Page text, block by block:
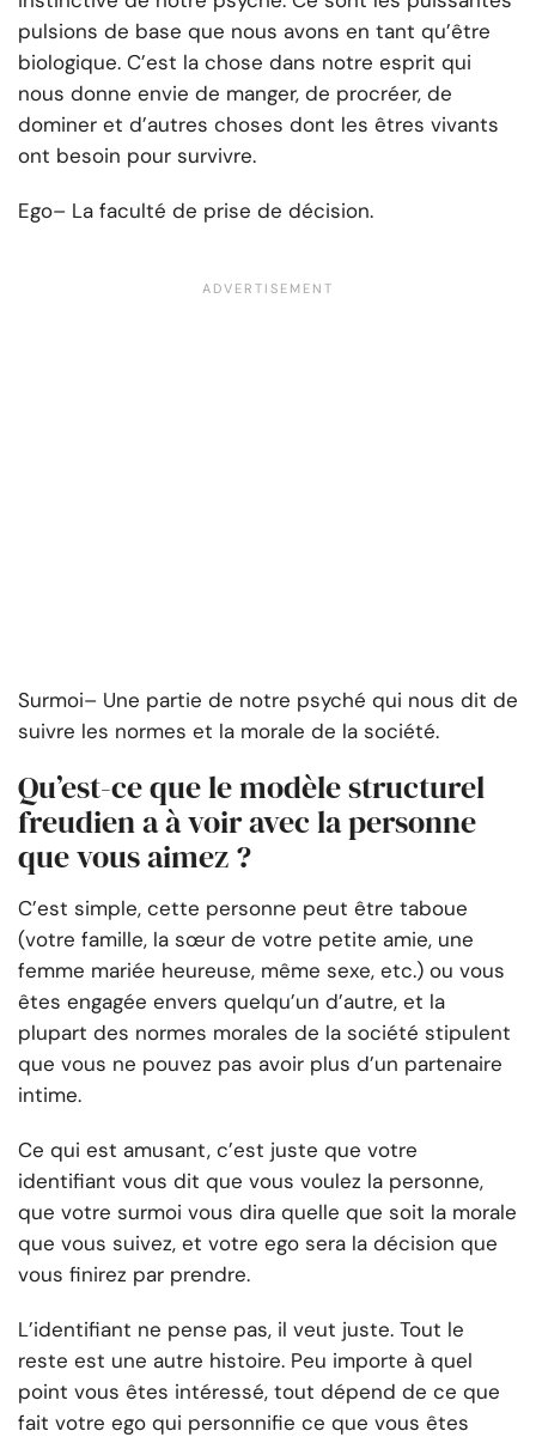
pulsions de base que nous avons en tant qu’être
biologique. C’est la chose dans notre esprit qui
nous donne envie de manger, de procréer, de
dominer et d’autres choses dont les êtres vivants
ont besoin pour survivre.
Ego– La faculté de prise de décision.
Surmoi– Une partie de notre psyché qui nous dit de
suivre les normes et la morale de la société.
Qu’est-ce que le modèle structurel
freudien a à voir avec la personne
que vous aimez ?
C’est simple, cette personne peut être taboue
(votre famille, la sœur de votre petite amie, une
femme mariée heureuse, même sexe, etc.) ou vous
êtes engagée envers quelqu’un d’autre, et la
plupart des normes morales de la société stipulent
que vous ne pouvez pas avoir plus d’un partenaire
intime.
Ce qui est amusant, c’est juste que votre
identifiant vous dit que vous voulez la personne,
que votre surmoi vous dira quelle que soit la morale
que vous suivez, et votre ego sera la décision que
vous finirez par prendre.
L’identifiant ne pense pas, il veut juste. Tout le
reste est une autre histoire. Peu importe à quel
point vous êtes intéressé, tout dépend de ce que
fait votre ego qui personnifie ce que vous êtes